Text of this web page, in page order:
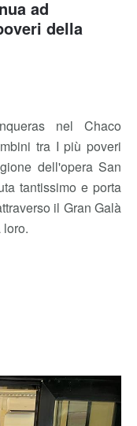
ad
della
nel Chaco
tra I più poveri
dell'opera San
tantissimo e porta
il Gran Galà